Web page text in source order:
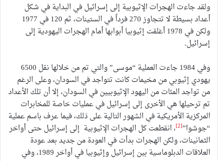
ولقد جاءت الهجرات الإثيوبية إلى إسرائيل في البداية في شكل
أعداد بسيطة لا تتجاوز 270 فرداً في الستينات، ثم 120 في 1977
ولكن في 1978 أغلقت إثيوبيا أبوابها أمام الهجرات اليهودية إلى
إسرائيل.
وفي 1984 جاءت العملية “موسى” والتي تم من خلالها نقل 6500
يهودي إثيوبي من مخيمات كانت تتواجد في السودان، وعلى الرغم
من تواجد المئات من اليهود الإثيوبيين في السودان، إلا أن تلك الأعداد
تم ترحيلها هي الأخرى إلى إسرائيل في عمليات خاصة للمخابرات
المركزية الأمريكية في الشهور التالية على ذلك، فيما عرف باسم عملية
“جوشوا”[2] ، انقطعت كل الهجرات الإثيوبية إلى إسرائيل حتى أواخر
الثمانينات، ولكن الهجرات بدأت في العودة من جديد بعد عودة
العلاقات الدبلوماسية بين إسرائيل وإثيوبيا في أواخر 1989، وفي